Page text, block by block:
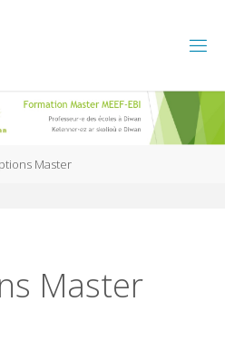
Master
Master